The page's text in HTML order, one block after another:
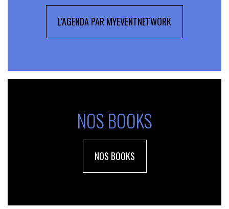
L'AGENDA PAR MYEVENTNETWORK
NOS BOOKS
NOS BOOKS